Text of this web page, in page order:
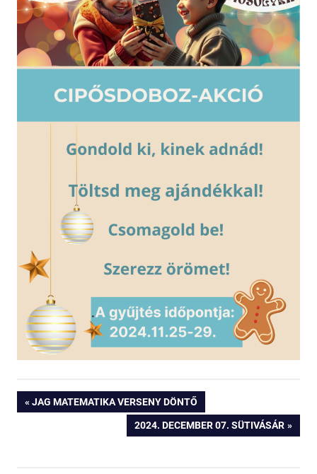
Bejegyzés
PREVIOUS
JAG MATEMATIKA VERSENY DÖNTŐ
NEXT
POST:
2024. DECEMBER 07. SÜTIVÁSÁR